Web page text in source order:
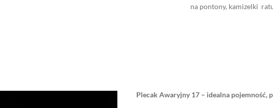
na pontony, kamizelki
Plecak Awaryjny 17 – idealna pojemność,